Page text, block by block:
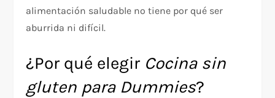
alimentación saludable no tiene por qué ser
aburrida ni difícil.
¿Por qué elegir Cocina sin
gluten para Dummies?